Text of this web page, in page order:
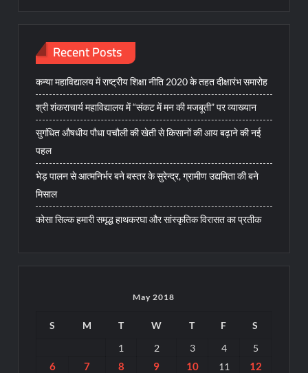
Recent Posts
कन्या महाविद्यालय में राष्ट्रीय शिक्षा नीति 2020 के तहत दीक्षारंभ समारोह
श्री शंकराचार्य महाविद्यालय में “संकट में मन की मजबूती” पर व्याख्यान
सुगंधित औषधीय पौधा पचौली की खेती से किसानों की आय बढ़ाने की नई
पहल
भेड़ पालन से आत्मनिर्भर बने बस्तर के सुरेन्द्र, ग्रामीण उद्यमिता की बने
मिसाल
कोसा सिल्क हमारी समृद्ध हाथकरघा और सांस्कृतिक विरासत का प्रतीक
May 2018
S M T W T F
S
1
2 3 4 5
6 7 8 9 10 11
12